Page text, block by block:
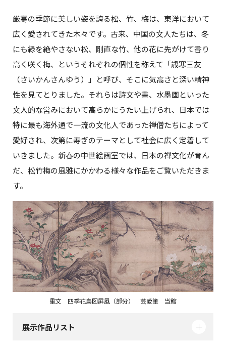
厳寒の季節に美しい姿を誇る松、竹、梅は、東洋において
広く愛されてきた木々です。古来、中国の文人たちは、冬
にも緑を絶やさない松、剛直な竹、他の花に先がけて香り
高く咲く梅、というそれぞれの個性を称えて「歳寒三友
（さいかんさんゆう）」と呼び、そこに気高さと深い精神
性を見てとりました。それらは詩文や書、水墨画といった
文人的な営みにおいて高らかにうたい上げられ、日本では
特に最も海外通で一流の文化人であった禅僧たちによって
愛好され、次第に寿ぎのテーマとして社会に広く定着して
いきました。新春の中世絵画室では、日本の禅文化が育ん
だ、松竹梅の風雅にかかわる様々な作品をご覧いただきま
す。
重文 四季花鳥図屏風（部分） 芸愛筆 当館
展示作品リスト